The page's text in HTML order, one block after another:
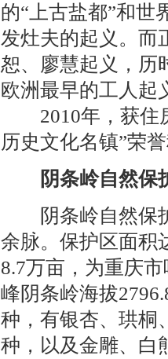
的“上古盐都”和世
发灶夫的起义。而
恕、廖慧起义，历
欧洲最早的工人起
2010年，获住房
历史文化名镇”荣
阴条岭自然保
阴条岭自然保
余脉。保护区面积
8.7万亩，为重庆
峰阴条岭海拔
种，有银杏、珙桐
种，以及金雕、白